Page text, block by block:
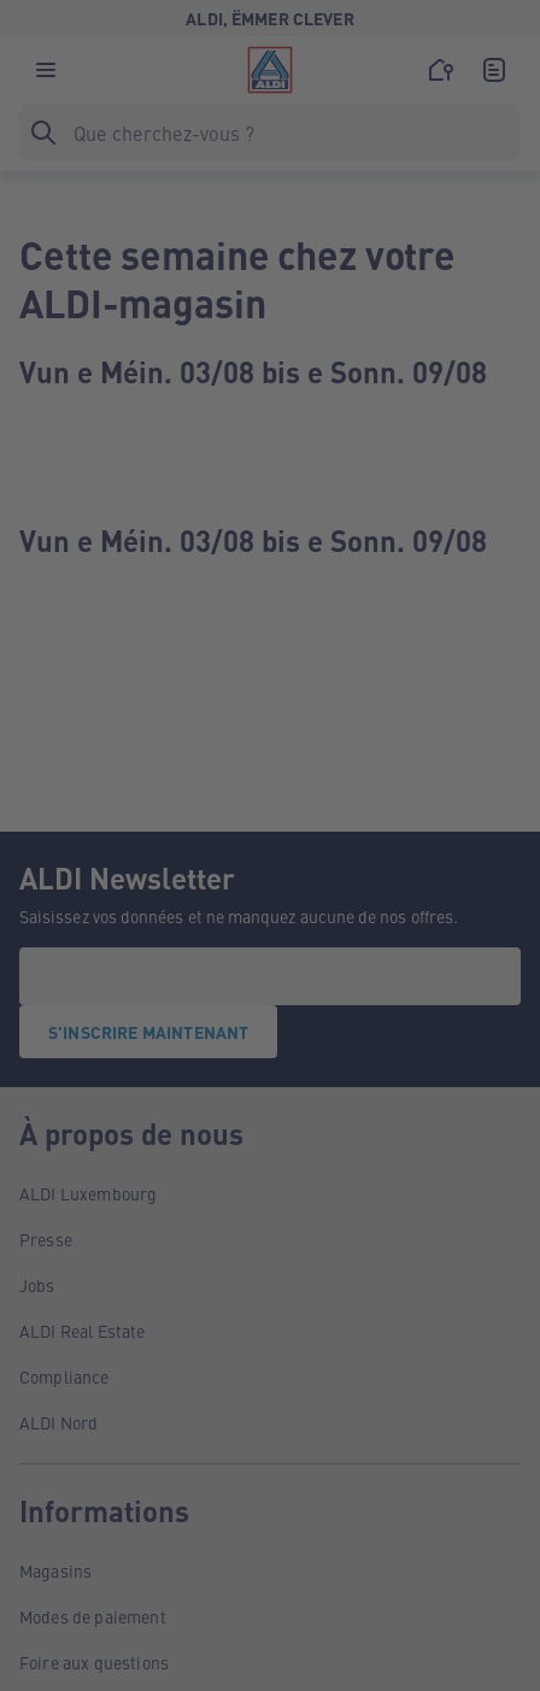
ALDI, ËMMER CLEVER
Cette semaine chez votre
ALDI-magasin
Vun e Méin. 03/08 bis e Sonn. 09/08
Vun e Méin. 03/08 bis e Sonn. 09/08
ALDI Newsletter
Saisissez vos données et ne manquez aucune de nos offres.
S'INSCRIRE MAINTENANT
À propos de nous
ALDI Luxembourg
Presse
Jobs
ALDI Real Estate
Compliance
ALDI Nord
Informations
Magasins
Modes de paiement
Foire aux questions